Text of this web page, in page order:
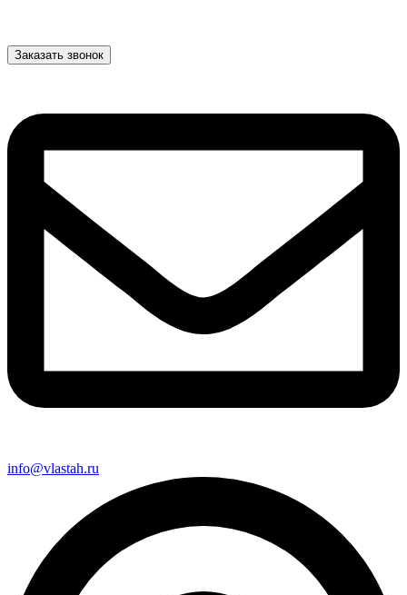
Заказать звонок
info@vlastah.ru